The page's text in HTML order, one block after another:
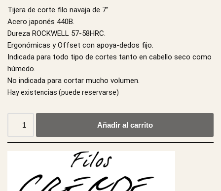
Tijera de corte filo navaja de 7”
Acero japonés 440B.
Dureza ROCKWELL 57-58HRC.
Ergonómicas y Offset con apoya-dedos fijo.
Indicada para todo tipo de cortes tanto en cabello seco como
húmedo.
No indicada para cortar mucho volumen.
Hay existencias (puede reservarse)
Añadir al carrito